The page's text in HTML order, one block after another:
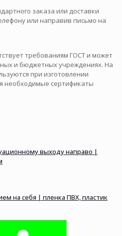
заказа или доставки
или направив письмо на
требованиям ГОСТ и может
и бюджетных учреждениях. На
при изготовлении
необходимые сертификаты
выходу направо |
на себя | пленка ПВХ, пластик